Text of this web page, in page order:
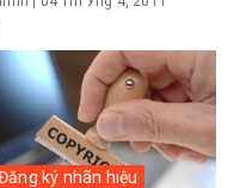
ký nhãn hiệu